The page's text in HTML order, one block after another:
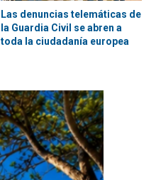
Las denuncias telemáticas de
la Guardia Civil se abren a
toda la ciudadanía europea